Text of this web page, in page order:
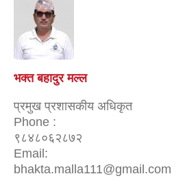
भक्त बहादुर मल्ल
प्रमुख प्रशासकीय अधिकृत
Phone :
९८४८०६२८७२
Email:
bhakta.malla111@gmail.com